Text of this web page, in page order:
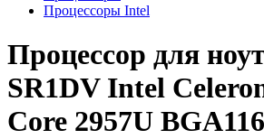
Процессоры Intel
Процессор для
SR1DV Intel
Core 2957U